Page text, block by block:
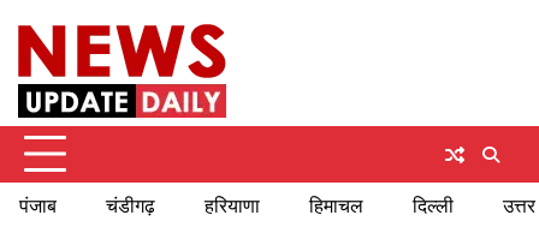
content
पंजाब चंडीगढ़ हरियाणा हिमाचल दिल्ली